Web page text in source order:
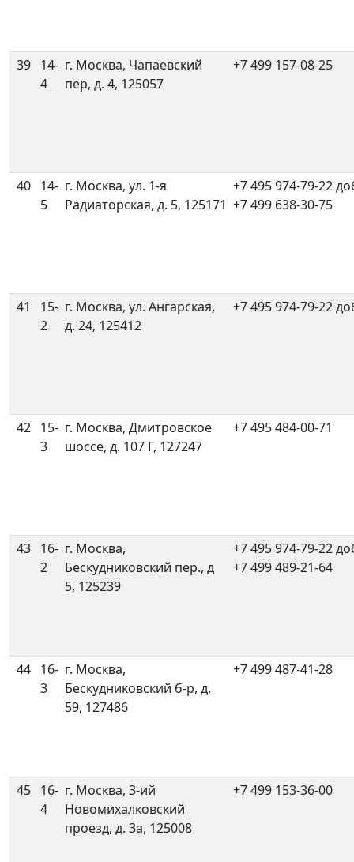
39
14-
4
г. Москва, Чапаевский
пер, д. 4, 125057
+7 499 157-08-25
40
14-
5
г. Москва, ул. 1-я
Радиаторская, д. 5, 125171
+7 495 974-79-22
+7 499 638-30-75
41
15-
2
г. Москва, ул. Ангарская,
д. 24, 125412
+7 495 974-79-22
42
15-
3
г. Москва, Дмитровское
шоссе, д. 107 Г, 127247
+7 495 484-00-71
43
16-
2
г. Москва,
Бескудниковский пер., д
5, 125239
+7 495 974-79-22
+7 499 489-21-64
44
16-
3
г. Москва,
Бескудниковский б-р, д.
59, 127486
+7 499 487-41-28
45
16-
4
г. Москва, 3-ий
Новомихалковский
проезд, д. 3а, 125008
+7 499 153-36-00